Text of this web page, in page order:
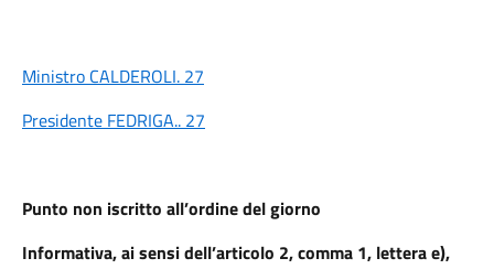
Ministro CALDEROLI. 27
Presidente FEDRIGA.. 27
Punto non iscritto all’ordine del giorno
Informativa, ai sensi dell’articolo 2, comma 1, lettera e),